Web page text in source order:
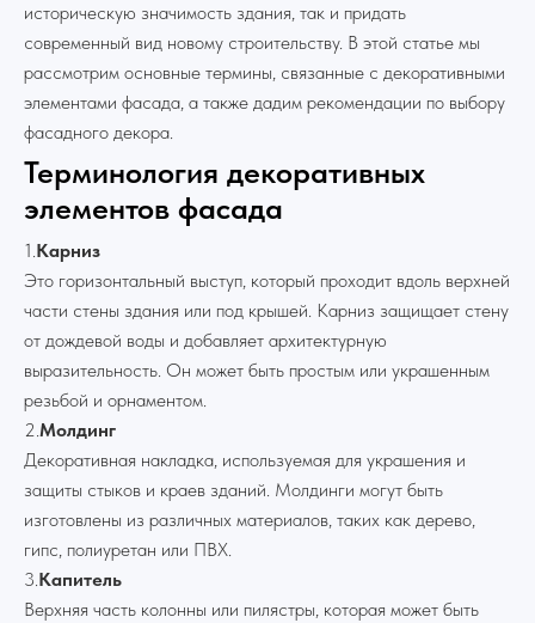
историческую значимость здания, так и придать
современный вид новому строительству. В этой статье мы
рассмотрим основные термины, связанные с декоративными
элементами фасада, а также дадим рекомендации по выбору
фасадного декора.
Терминология декоративных
элементов фасада
1.Карниз
Это горизонтальный выступ, который проходит вдоль верхней
части стены здания или под крышей. Карниз защищает стену
от дождевой воды и добавляет архитектурную
выразительность. Он может быть простым или украшенным
резьбой и орнаментом.
2.Молдинг
Декоративная накладка, используемая для украшения и
защиты стыков и краев зданий. Молдинги могут быть
изготовлены из различных материалов, таких как дерево,
гипс, полиуретан или ПВХ.
3.Капитель
Верхняя часть колонны или пилястры, которая может быть